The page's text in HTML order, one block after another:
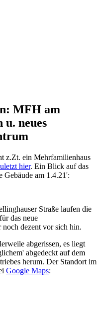
MFH am
u. neues
z.Zt. ein Mehrfamilienhaus
hier. Ein Blick auf das
Gebäude am 1.4.21':
Straße laufen die
das neue
dezent vor sich hin.
abgerissen, es liegt
abgedeckt auf dem
herum. Der Standort im
Google Maps: